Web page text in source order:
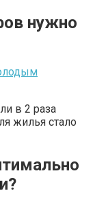
нужно
в 2 раза
жилья стало